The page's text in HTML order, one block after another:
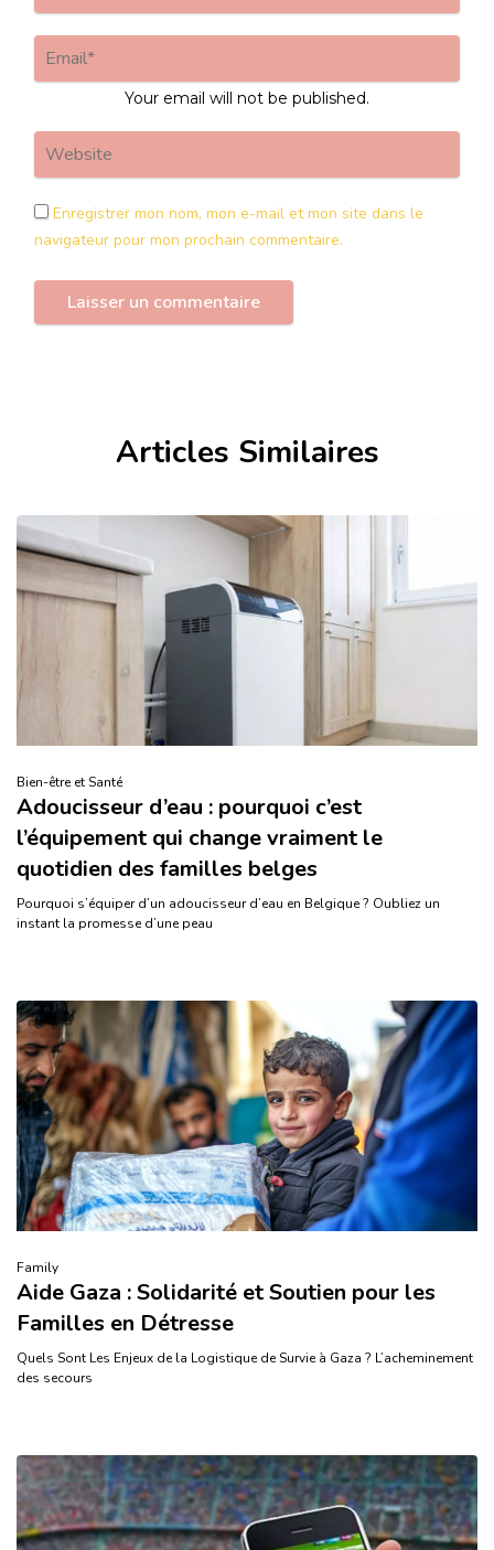
Your email will not be published.
Enregistrer mon nom, mon e-mail et mon site dans le
navigateur pour mon prochain commentaire.
Articles Similaires
Bien-être et Santé
Adoucisseur d’eau : pourquoi c’est
l’équipement qui change vraiment le
quotidien des familles belges
Pourquoi s’équiper d’un adoucisseur d’eau en Belgique ? Oubliez un
instant la promesse d’une peau
Family
Aide Gaza : Solidarité et Soutien pour les
Familles en Détresse
Quels Sont Les Enjeux de la Logistique de Survie à Gaza ? L’acheminement
des secours